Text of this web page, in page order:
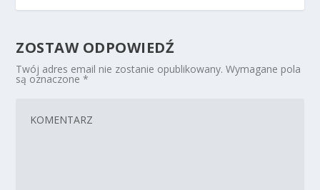
ZOSTAW ODPOWIEDŹ
Twój adres email nie zostanie opublikowany. Wymagane pola
są oznaczone*